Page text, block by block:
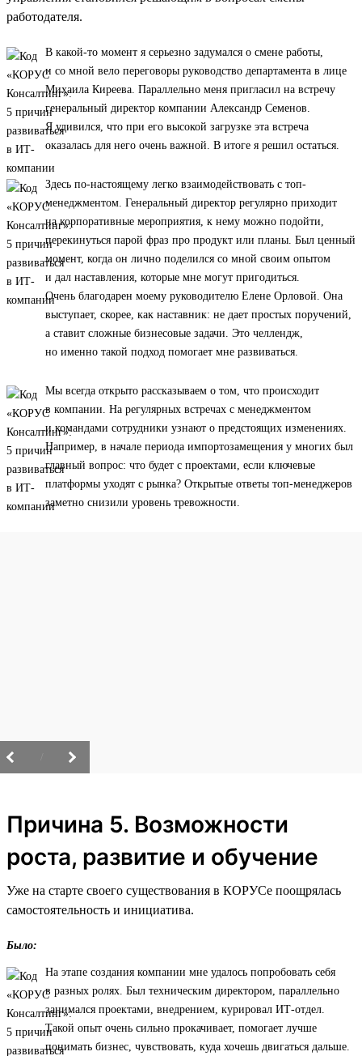
работодателя.
В какой-то момент я серьезно задумался о смене работы,
и со мной вело переговоры руководство департамента в лице
Михаила Киреева. Параллельно меня пригласил на встречу
генеральный директор компании Александр Семенов.
Я удивился, что при его высокой загрузке эта встреча
оказалась для него очень важной. В итоге я решил остаться.
Здесь по-настоящему легко взаимодействовать с топ-
менеджментом. Генеральный директор регулярно приходит
на корпоративные мероприятия, к нему можно подойти,
перекинуться парой фраз про продукт или планы. Был ценный
момент, когда он лично поделился со мной своим опытом
и дал наставления, которые мне могут пригодиться.
Очень благодарен моему руководителю Елене Орловой. Она
выступает, скорее, как наставник: не дает простых поручений,
а ставит сложные бизнесовые задачи. Это челлендж,
но именно такой подход помогает мне развиваться.
Мы всегда открыто рассказываем о том, что происходит
в компании. На регулярных встречах с менеджментом
и командами сотрудники узнают о предстоящих изменениях.
Например, в начале периода импортозамещения у многих был
главный вопрос: что будет с проектами, если ключевые
платформы уходят с рынка? Открытые ответы топ-менеджеров
заметно снизили уровень тревожности.
Причина 5. Возможности
роста, развитие и обучение
Уже на старте своего существования в КОРУСе поощрялась
самостоятельность и инициатива.
Было:
На этапе создания компании мне удалось попробовать себя
в разных ролях. Был техническим директором, параллельно
занимался проектами, внедрением, курировал ИТ-отдел.
Такой опыт очень сильно прокачивает, помогает лучше
понимать бизнес, чувствовать, куда хочешь двигаться дальше.